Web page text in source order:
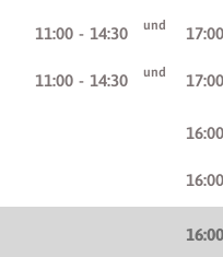
11:00 - 14:30 und 17:00
11:00 - 14:30 und 17:00
16:00
16:00
16:00